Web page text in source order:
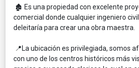
🏚️ Es una propiedad con excelente
comercial donde cualquier ingeniero
deleitaría para crear una obra maestra.
📍La ubicación es privilegiada, somos
con uno de los centros históricos más